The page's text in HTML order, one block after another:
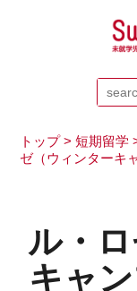
トップ>短期留学
ゼ（ウィンターキ
ル・
キャ